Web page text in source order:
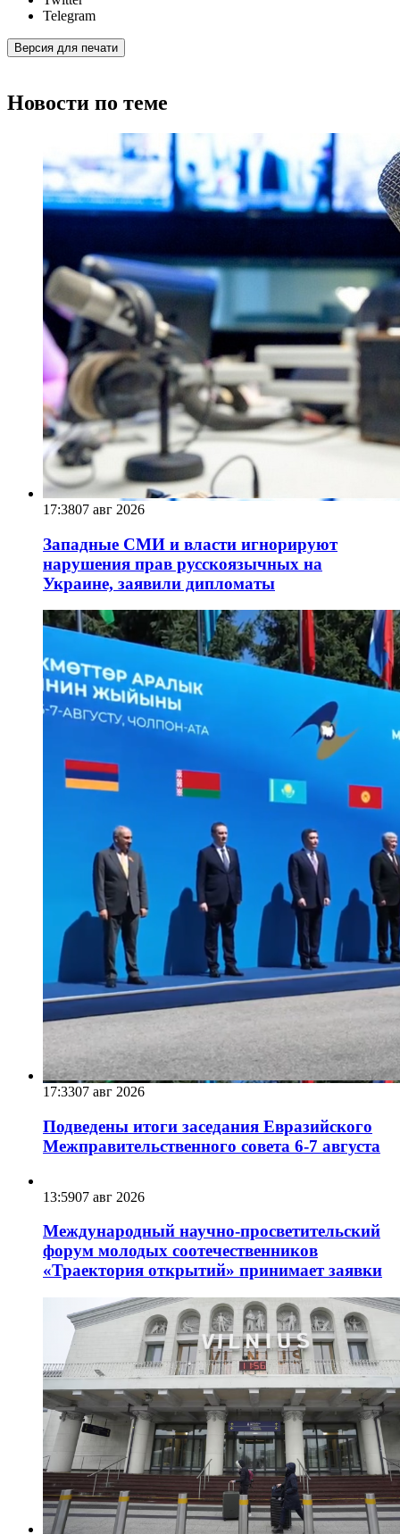
Telegram
Версия для печати
Новости по теме
17:3807 авг 2026
Западные СМИ и власти игнорируют
нарушения прав русскоязычных на
Украине, заявили дипломаты
17:3307 авг 2026
Подведены итоги заседания Евразийского
Межправительственного совета 6-7 августа
13:5907 авг 2026
Международный научно-просветительский
форум молодых соотечественников
«Траектория открытий» принимает заявки